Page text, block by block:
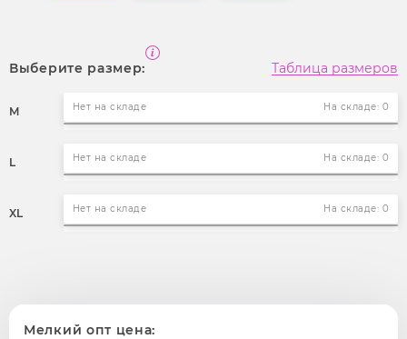
Выберите размер: Таблица размеров
M Нет на складе На складе: 0
L Нет на складе На складе: 0
XL Нет на складе На складе: 0
Мелкий опт цена: